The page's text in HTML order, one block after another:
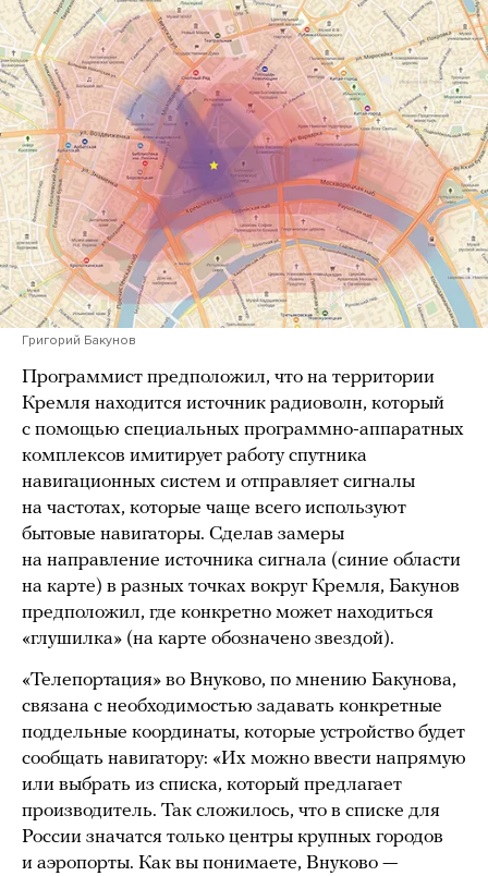
Григорий Бакунов
Программист предположил, что на территории
Кремля находится источник радиоволн, который
с помощью специальных программно-аппаратных
комплексов имитирует работу спутника
навигационных систем и отправляет сигналы
на частотах, которые чаще всего используют
бытовые навигаторы. Сделав замеры
на направление источника сигнала (синие области
на карте) в разных точках вокруг Кремля, Бакунов
предположил, где конкретно может находиться
«глушилка» (на карте обозначено звездой).
«Телепортация» во Внуково, по мнению Бакунова,
связана с необходимостью задавать конкретные
поддельные координаты, которые устройство будет
сообщать навигатору: «Их можно ввести напрямую
или выбрать из списка, который предлагает
производитель. Так сложилось, что в списке для
России значатся только центры крупных городов
и аэропорты. Как вы понимаете, Внуково —